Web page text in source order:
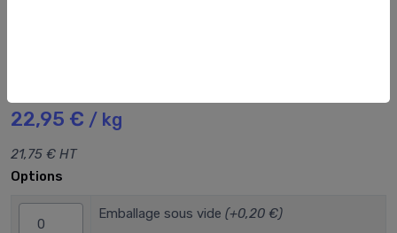
22,95 € / kg
21,75 € HT
Options
Emballage sous vide (+0,20 €)